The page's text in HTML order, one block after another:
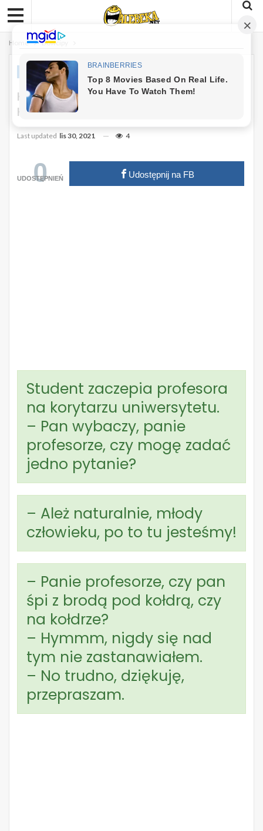
Home Dowcipy
DOWCIPY
Kawał: Student Zaczepia Profesora Na
Korytarzu
Last updated lis 30, 2021 4
0
UDOSTĘPNIEŃ Udostępnij na FB
Student zaczepia profesora
na korytarzu uniwersytetu.
– Pan wybaczy, panie
profesorze, czy mogę zadać
jedno pytanie?
– Ależ naturalnie, młody
człowieku, po to tu jesteśmy!
– Panie profesorze, czy pan
śpi z brodą pod kołdrą, czy
na kołdrze?
– Hymmm, nigdy się nad
tym nie zastanawiałem.
– No trudno, dziękuję,
przepraszam.